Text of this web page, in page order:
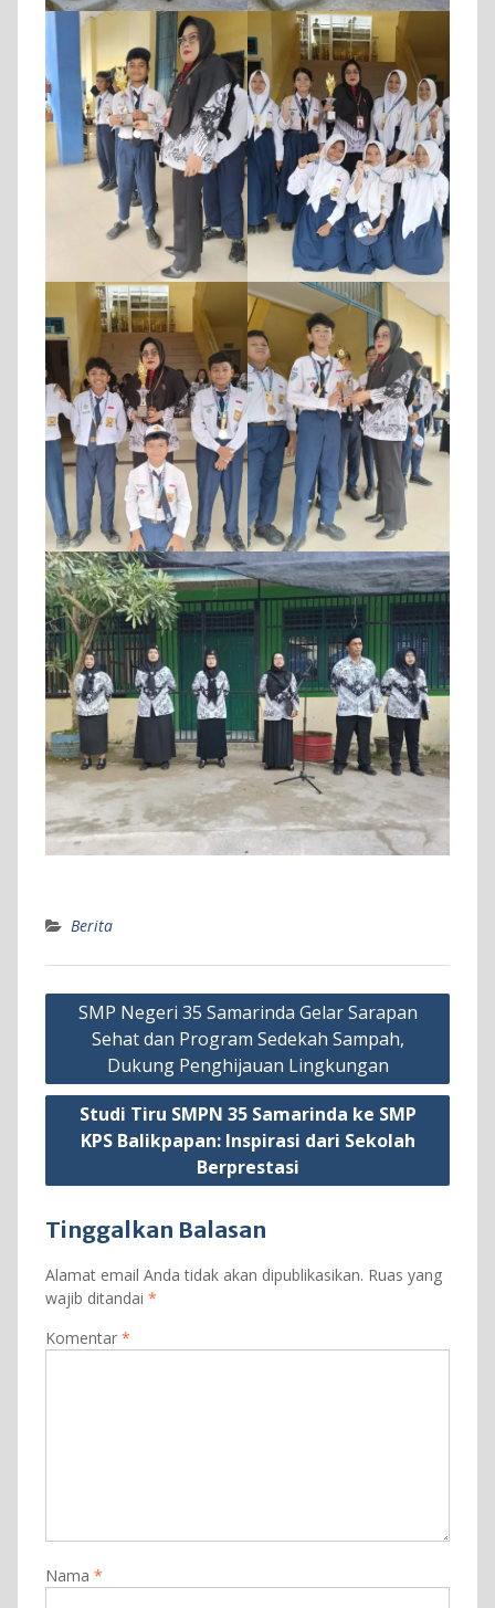
Berita
Navigasi
SMP Negeri 35 Samarinda Gelar Sarapan
Sehat dan Program Sedekah Sampah,
Dukung Penghijauan Lingkungan
Studi Tiru SMPN 35 Samarinda ke SMP
KPS Balikpapan: Inspirasi dari Sekolah
Berprestasi
Tinggalkan Balasan
Alamat email Anda tidak akan dipublikasikan. Ruas yang
wajib ditandai *
Komentar *
Nama *